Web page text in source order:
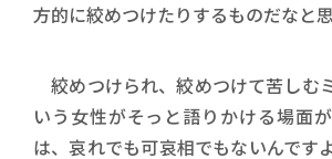
方的に絞めつけたりするものだなと思
絞めつけられ、絞めつけて苦しむ
いう女性がそっと語りかける場面
は、哀れでも可哀相でもないんです